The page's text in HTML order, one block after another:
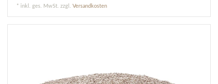
* inkl. ges. MwSt. zzgl.Versandkosten